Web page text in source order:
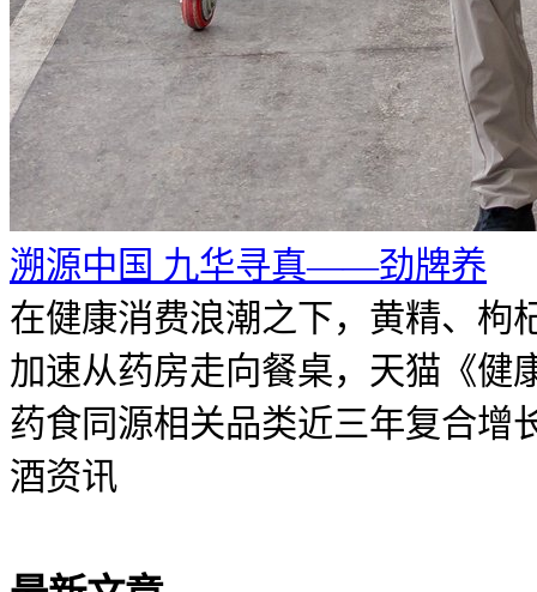
溯源中国 九华寻真——劲牌养
在健康消费浪潮之下，黄精、枸
加速从药房走向餐桌，天猫《健
药食同源相关品类近三年复合增
酒资讯